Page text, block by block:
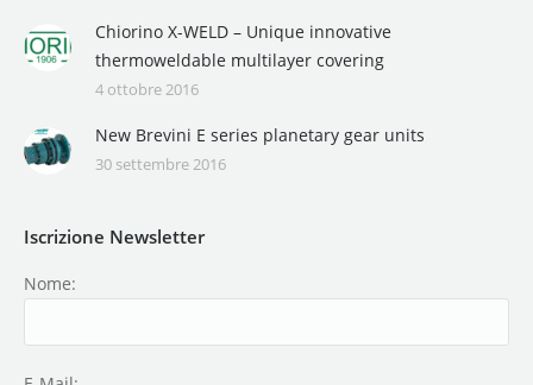
Chiorino X-WELD – Unique innovative
thermoweldable multilayer covering
4 ottobre 2016
New Brevini E series planetary gear units
30 settembre 2016
Iscrizione Newsletter
Nome: